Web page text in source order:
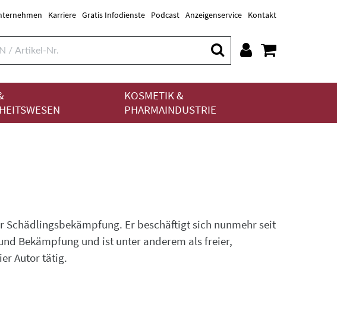
Karriere Gratis Infodienste Podcast Anzeigenservice Kontakt
KOSMETIK &
PHARMAINDUSTRIE
Er beschäftigt sich nunmehr seit
Bekämpfung und ist unter anderem als freier,
Autor tätig.